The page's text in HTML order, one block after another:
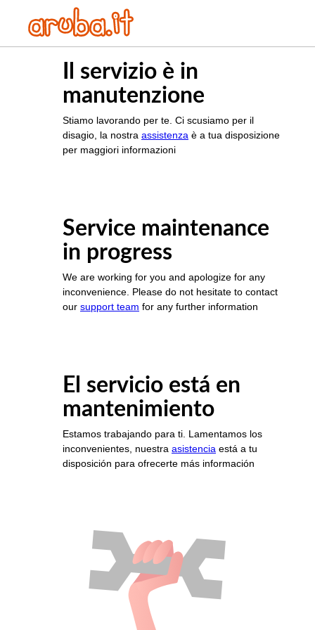
Il servizio è in
manutenzione
Stiamo lavorando per te. Ci scusiamo per il
disagio, la nostra assistenza è a tua disposizione
per maggiori informazioni
Service maintenance
in progress
We are working for you and apologize for any
inconvenience. Please do not hesitate to contact
our support team for any further information
El servicio está en
mantenimiento
Estamos trabajando para ti. Lamentamos los
inconvenientes, nuestra asistencia está a tu
disposición para ofrecerte más información